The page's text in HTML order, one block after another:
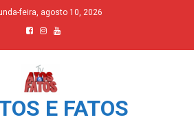
feira, agosto 10, 2026
E FATOS